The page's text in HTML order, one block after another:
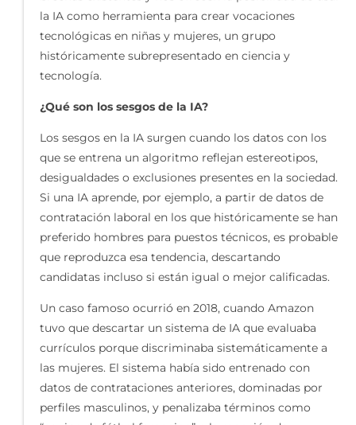
la IA como herramienta para crear vocaciones
tecnológicas en niñas y mujeres, un grupo
históricamente subrepresentado en ciencia y
tecnología.
¿Qué son los sesgos de la IA?
Los sesgos en la IA surgen cuando los datos con los
que se entrena un algoritmo reflejan estereotipos,
desigualdades o exclusiones presentes en la sociedad.
Si una IA aprende, por ejemplo, a partir de datos de
contratación laboral en los que históricamente se han
preferido hombres para puestos técnicos, es probable
que reproduzca esa tendencia, descartando
candidatas incluso si están igual o mejor calificadas.
Un caso famoso ocurrió en 2018, cuando Amazon
tuvo que descartar un sistema de IA que evaluaba
currículos porque discriminaba sistemáticamente a
las mujeres. El sistema había sido entrenado con
datos de contrataciones anteriores, dominadas por
perfiles masculinos, y penalizaba términos como